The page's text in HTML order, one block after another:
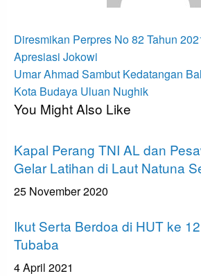
Navigasi
pos
Previous
Post
Diresmikan Perpres No 82 Tahun
Apresiasi Jokowi
Next
Post
Umar Ahmad Sambut Kedatangan
Kota Budaya Uluan Nughik
You Might Also Like
Kapal Perang TNI AL dan
Gelar Latihan di Laut Natuna
25 November 2020
Ikut Serta Berdoa di HUT ke
Tubaba
4 April 2021